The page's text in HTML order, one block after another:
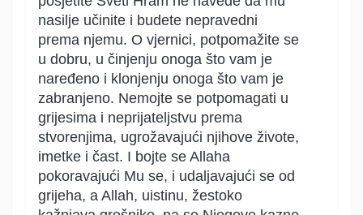
nasilje učinite i budete nepravedni
prema njemu. O vjernici, potpomažite se
u dobru, u činjenju onoga što vam je
naređeno i klonjenju onoga što vam je
zabranjeno. Nemojte se potpomagati u
grijesima i neprijateljstvu prema
stvorenjima, ugrožavajući njihove živote,
imetke i čast. I bojte se Allaha
pokoravajući Mu se, i udaljavajući se od
grijeha, a Allah, uistinu, žestoko